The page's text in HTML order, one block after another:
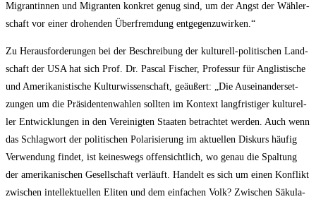
Migran­tin­nen und Migran­ten kon­kret genug sind, um der Angst der Wäh­ler­
schaft vor einer dro­hen­den Über­frem­dung entgegenzuwirken.“
Zu Her­aus­for­de­run­gen bei der Beschrei­bung der kul­tu­rell-poli­ti­schen Land­
schaft der USA hat sich Prof. Dr. Pas­cal Fischer, Pro­fes­sur für Anglis­ti­sche
und Ame­ri­ka­nis­ti­sche Kul­tur­wis­sen­schaft, geäu­ßert: „Die Aus­ein­an­der­set­
zun­gen um die Prä­si­den­ten­wah­len soll­ten im Kon­text lang­fris­ti­ger kul­tu­rel­
ler Ent­wick­lun­gen in den Ver­ei­nig­ten Staa­ten betrach­tet wer­den. Auch wenn
das Schlag­wort der poli­ti­schen Pola­ri­sie­rung im aktu­el­len Dis­kurs häu­fig
Ver­wen­dung fin­det, ist kei­nes­wegs offen­sicht­lich, wo genau die Spal­tung
der ame­ri­ka­ni­schen Gesell­schaft ver­läuft. Han­delt es sich um einen Kon­flikt
zwi­schen intel­lek­tu­el­len Eli­ten und dem ein­fa­chen Volk? Zwi­schen Säku­la­